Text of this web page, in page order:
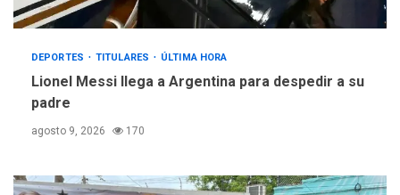
DEPORTES TITULARES ÚLTIMA HORA
Lionel Messi llega a Argentina para despedir a su
padre
agosto 9, 2026 170